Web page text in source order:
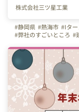
株式会社三ツ星工業
#静岡県 #熱海市 #Iター
#弊社のすごいところ #
#三ツ星工業 #株式会社
#会社の推しポイント